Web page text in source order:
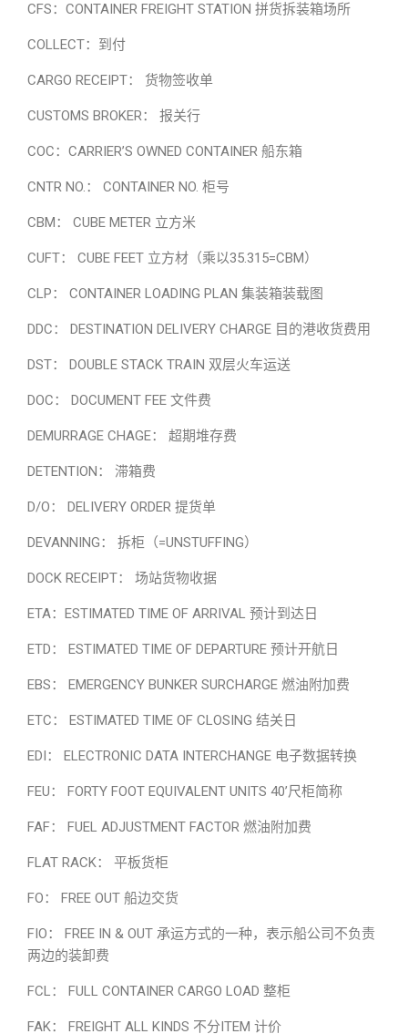
CFS：CONTAINER FREIGHT STATION 拼货拆装箱场所
COLLECT：到付
CARGO RECEIPT： 货物签收单
CUSTOMS BROKER： 报关行
COC：CARRIER’S OWNED CONTAINER 船东箱
CNTR NO.： CONTAINER NO. 柜号
CBM： CUBE METER 立方米
CUFT： CUBE FEET 立方材（乘以35.315=CBM）
CLP： CONTAINER LOADING PLAN 集装箱装载图
DDC： DESTINATION DELIVERY CHARGE 目的港收货费用
DST： DOUBLE STACK TRAIN 双层火车运送
DOC： DOCUMENT FEE 文件费
DEMURRAGE CHAGE： 超期堆存费
DETENTION： 滞箱费
D/O： DELIVERY ORDER 提货单
DEVANNING： 拆柜（=UNSTUFFING）
DOCK RECEIPT： 场站货物收据
ETA：ESTIMATED TIME OF ARRIVAL 预计到达日
ETD： ESTIMATED TIME OF DEPARTURE 预计开航日
EBS： EMERGENCY BUNKER SURCHARGE 燃油附加费
ETC： ESTIMATED TIME OF CLOSING 结关日
EDI： ELECTRONIC DATA INTERCHANGE 电子数据转换
FEU： FORTY FOOT EQUIVALENT UNITS 40’尺柜简称
FAF： FUEL ADJUSTMENT FACTOR 燃油附加费
FLAT RACK： 平板货柜
FO： FREE OUT 船边交货
FIO： FREE IN & OUT 承运方式的一种，表示船公司不负责
两边的装卸费
FCL： FULL CONTAINER CARGO LOAD 整柜
FAK： FREIGHT ALL KINDS 不分ITEM 计价